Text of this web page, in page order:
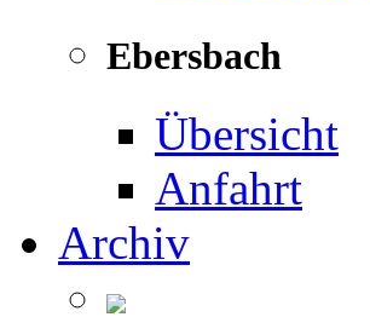
Ebersbach
Übersicht
Anfahrt
Archiv